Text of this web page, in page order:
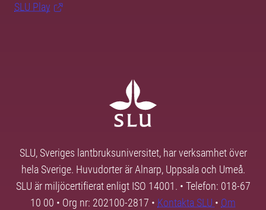
SLU Play
SLU, Sveriges lantbruksuniversitet, har verksamhet över
hela Sverige. Huvudorter är Alnarp, Uppsala och Umeå.
SLU är miljöcertifierat enligt ISO 14001. • Telefon: 018-67
10 00 • Org nr: 202100-2817 • Kontakta SLU • Om